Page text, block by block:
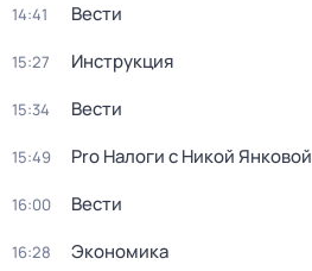
14:41 Вести
15:27 Инструкция
15:34 Вести
15:49 Pro Налоги с Никой Янковой
16:00 Вести
16:28 Экономика